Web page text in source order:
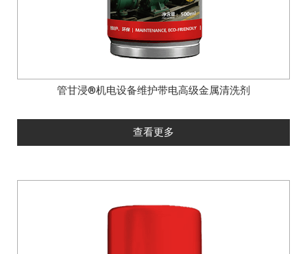
管甘浸®机电设备维护带电高级金属清洗剂
查看更多